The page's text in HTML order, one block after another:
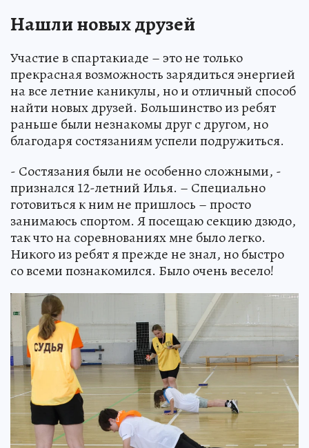
Нашли новых друзей
Участие в спартакиаде – это не только
прекрасная возможность зарядиться энергией
на все летние каникулы, но и отличный способ
найти новых друзей. Большинство из ребят
раньше были незнакомы друг с другом, но
благодаря состязаниям успели подружиться.
- Состязания были не особенно сложными, -
признался 12-летний Илья. – Специально
готовиться к ним не пришлось – просто
занимаюсь спортом. Я посещаю секцию дзюдо,
так что на соревнованиях мне было легко.
Никого из ребят я прежде не знал, но быстро
со всеми познакомился. Было очень весело!